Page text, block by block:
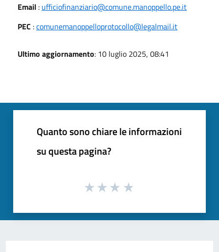
Email : ufficiofinanziario@comune.manoppello.pe.it
PEC :comunemanoppelloprotocollo@legalmail.it
Ultimo aggiornamento: 10 luglio 2025, 08:41
Quanto sono chiare le informazioni
su questa pagina?